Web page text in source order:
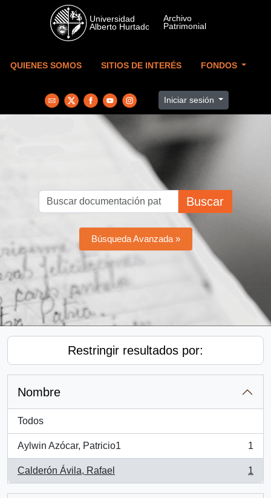
Skip to main content
QUIENES SOMOS SITIOS DE INTERÉS FONDOS
Iniciar sesión
Buscar
Búsqueda Avanzada »
Restringir resultados por:
Nombre
Todos
Aylwin Azócar, Patricio1
, 1 resultados
1
Calderón Ávila, Rafael
, 1 resultados
1